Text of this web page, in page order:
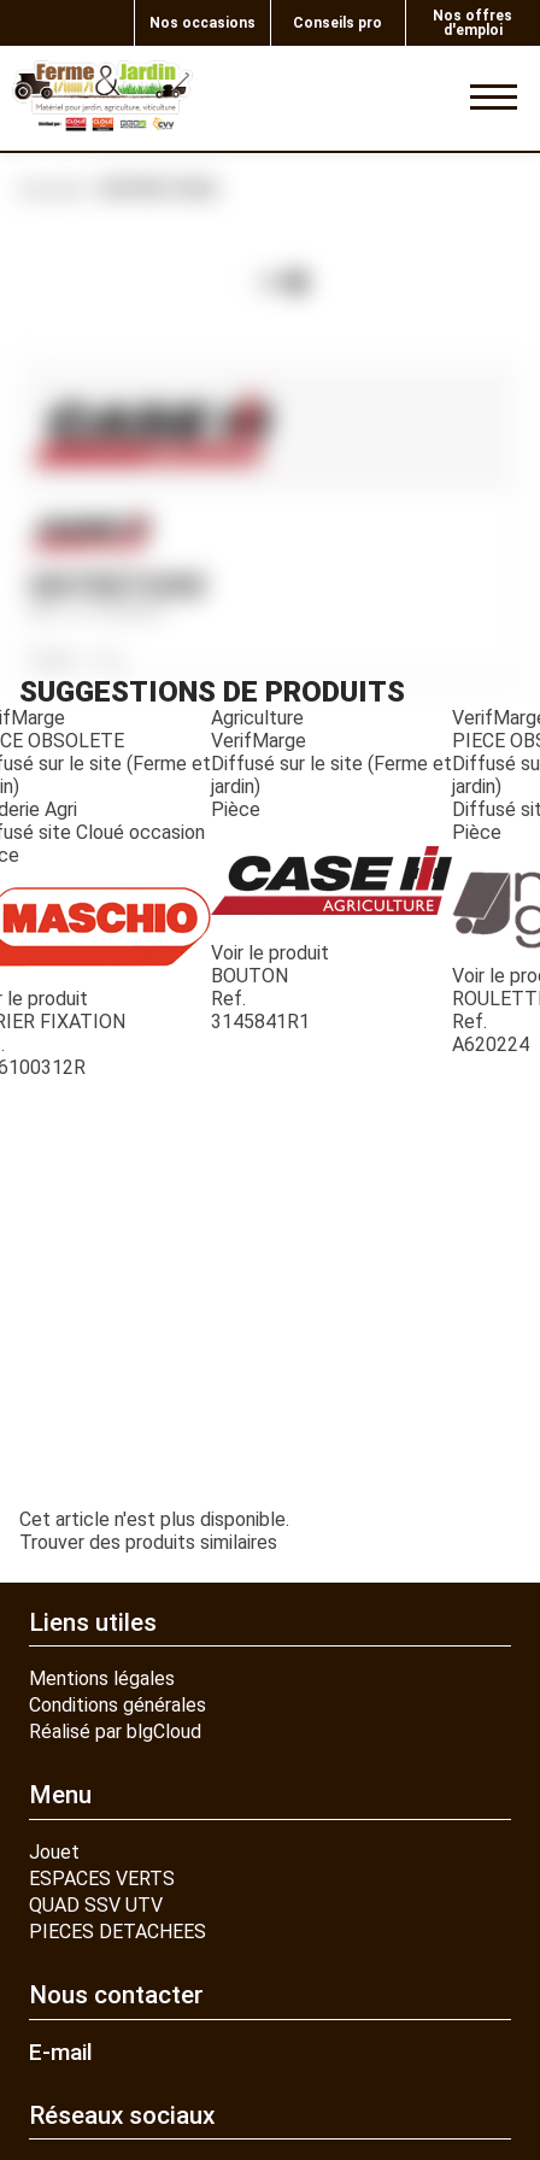
Nos occasions Conseils pro
Nos offres
d'emploi
JOUET
3137669R1
SUGGESTIONS DE PRODUITS
OBSOLETE
sur le site (Ferme et
Agri
site Cloué occasion
le produit
FIXATION
Agriculture
VerifMarge
Diffusé sur le site (Ferme et
jardin)
Pièce
Voir le produit
BOUTON
Ref.
3145841R1
PIECE
Diffusé
jardin)
Diffusé
Pièce
Voir le
Ref.
A620224
Cet article n'est plus disponible.
Trouver des produits similaires
Liens utiles
Mentions légales
Conditions générales
Réalisé par blgCloud
Menu
Jouet
ESPACES VERTS
QUAD SSV UTV
PIECES DETACHEES
Nous contacter
E-mail
Réseaux sociaux